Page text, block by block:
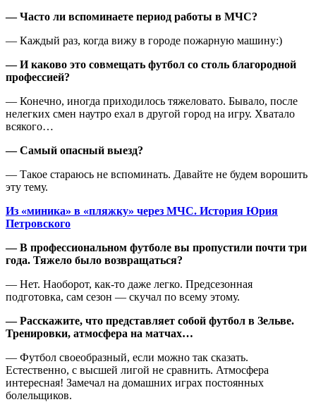
— Часто ли вспоминаете период работы в МЧС?
— Каждый раз, когда вижу в городе пожарную машину:)
—И каково это совмещать футбол со столь благородной
профессией?
— Конечно, иногда приходилось тяжеловато. Бывало, после
нелегких смен наутро ехал в другой город на игру. Хватало
всякого…
—Самый опасный выезд?
— Такое стараюсь не вспоминать. Давайте не будем ворошить
эту тему.
Из «миника» в «пляжку» через МЧС. История Юрия
Петровского
— В профессиональном футболе вы пропустили почти три
года. Тяжело было возвращаться?
— Нет. Наоборот, как-то даже легко. Предсезонная
подготовка, сам сезон — скучал по всему этому.
—Расскажите, что представляет собой футбол в Зельве.
Тренировки, атмосфера на матчах…
— Футбол своеобразный, если можно так сказать.
Естественно, с высшей лигой не сравнить. Атмосфера
интересная! Замечал на домашних играх постоянных
болельщиков.